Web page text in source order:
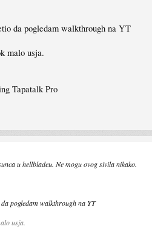
da pogledam walkthrough na YT
malo usja.
Tapatalk Pro
u hellbladeu. Ne mogu ovog sivila nikako.
pogledam walkthrough na YT
usja.